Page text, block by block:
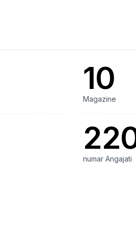
Magazine
10
numar Angajati